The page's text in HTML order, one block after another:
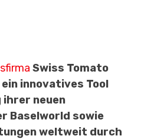
Swiss Tomato
innovatives Tool
neuen
Baselworld sowie
weltweit durch